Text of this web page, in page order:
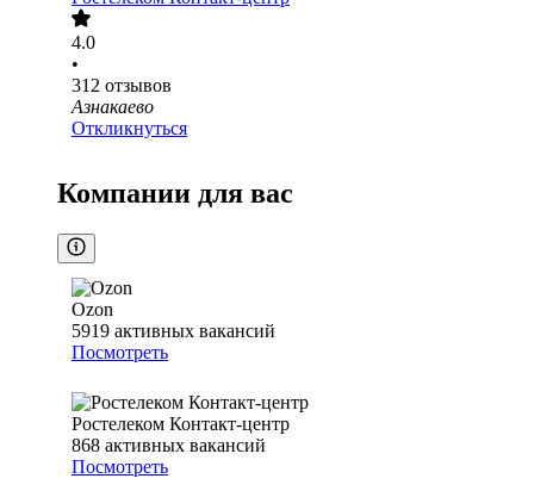
4.0
•
312 отзывов
Азнакаево
Откликнуться
Компании для вас
Ozon
5919 активных вакансий
Посмотреть
Ростелеком Контакт-центр
868 активных вакансий
Посмотреть